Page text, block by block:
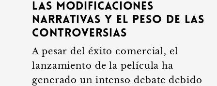
Las modificaciones
narrativas y el peso de las
controversias
A pesar del éxito comercial, el
lanzamiento de la película ha
generado un intenso debate debido